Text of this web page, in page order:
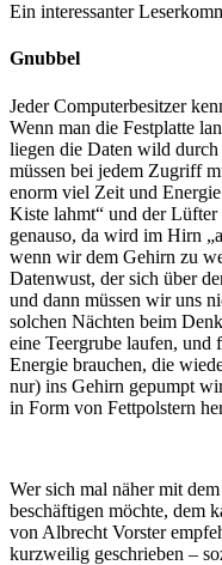
Ein interessanter
Gnubbel
Jeder Computerbesitzer
Wenn man die Festplatte
liegen die Daten wild durch
müssen bei jedem Zugriff
enorm viel Zeit und
Kiste lahmt“ und der
genauso, da wird im Hirn
wenn wir dem Gehirn zu
Datenwust, der sich über
und dann müssen wir uns
solchen Nächten beim
eine Teergrube laufen, und
Energie brauchen, die
nur) ins Gehirn gepumpt
in Form von Fettpolstern
Wer sich mal näher mit
beschäftigen möchte, dem
von Albrecht Vorster
kurzweilig geschrieben –